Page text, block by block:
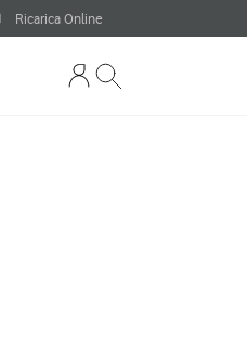
Ricarica Online